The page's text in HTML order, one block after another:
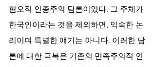
혐오적 인종주의 담론이었다. 그 주체가
한국인이라는 것을 제외하면, 익숙한 논
리이며 특별한 얘기는 아니다. 이러한 담
론에 대한 극복은 기존의 민족주의적 인